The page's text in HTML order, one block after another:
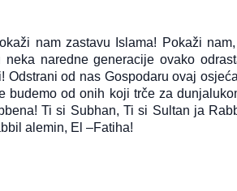
nam zastavu Islama! Pokaži
naredne generacije ovako
Odstrani od nas Gospodaru ovaj
budemo od onih koji trče za
Ti si Subhan, Ti si Sultan ja
alemin, El –Fatiha!